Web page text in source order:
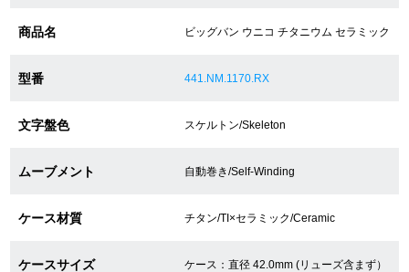
腕時計サイズ調整サービス
店舗受け取りサービス
店舗取り寄せサービス
商品名 ビッグバン ウニコ チタニウム セラミック
型番 441.NM.1170.RX
文字盤色 スケルトン/Skeleton
ムーブメント 自動巻き/Self-Winding
ケース材質 チタン/TI×セラミック/Ceramic
ケースサイズ ケース：直径 42.0mm (リューズ含まず）